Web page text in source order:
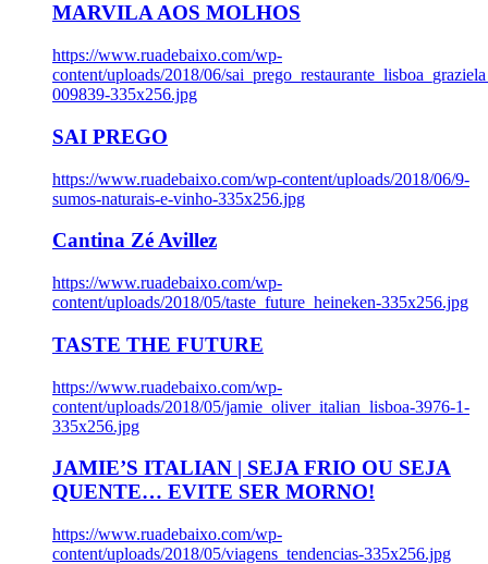
MARVILA AOS MOLHOS
https://www.ruadebaixo.com/wp-
content/uploads/2018/06/
009839-335x256.jpg
SAI PREGO
https://www.ruadebaixo.com/wp-content/uploads/2018/06/9-
sumos-naturais-e-vinho-335x256.jpg
Cantina Zé Avillez
https://www.ruadebaixo.com/wp-
content/uploads/2018/05/taste_future_heineken-335x256.jpg
TASTE THE FUTURE
https://www.ruadebaixo.com/wp-
content/uploads/2018/05/jamie_oliver_italian_lisboa-3976-1-
335x256.jpg
JAMIE’S ITALIAN | SEJA FRIO OU SEJA
QUENTE… EVITE SER MORNO!
https://www.ruadebaixo.com/wp-
content/uploads/2018/05/viagens_tendencias-335x256.jpg